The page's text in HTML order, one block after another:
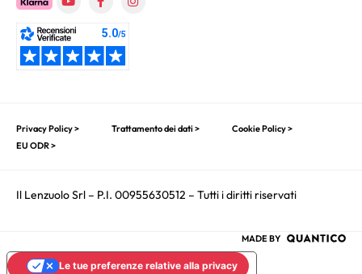
Privacy Policy > Trattamento dei dati >
Cookie Policy >
EU ODR >
Il Lenzuolo Srl – P.I. 00955630512 – Tutti i diritti riservati
MADE BY
Le tue preferenze relative alla privacy